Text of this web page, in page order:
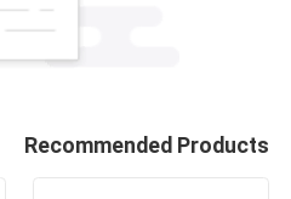
Recommended Products